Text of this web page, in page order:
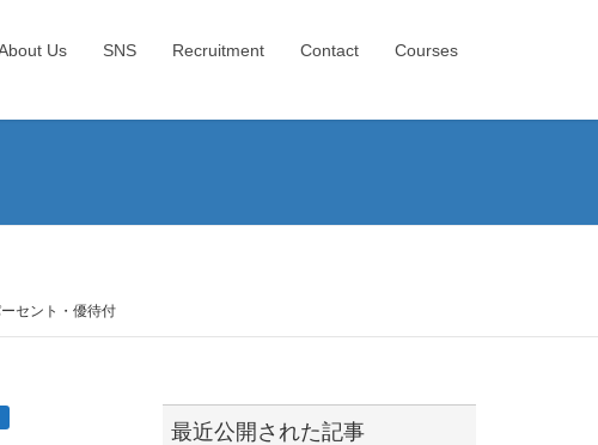
Us SNS Recruitment Contact Courses
セント・優待付
最近公開された記事